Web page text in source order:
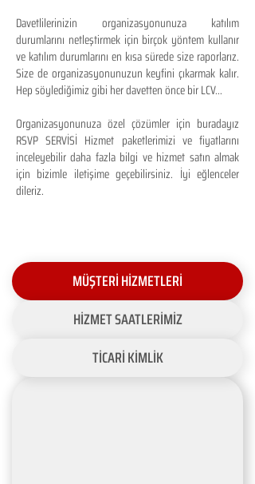
Davetlilerinizin organizasyonunuza katılım
durumlarını netleştirmek için birçok yöntem kullanır
ve katılım durumlarını en kısa sürede size raporlarız.
Size de organizasyonunuzun keyfini çıkarmak kalır.
Hep söylediğimiz gibi her davetten önce bir LCV...
Organizasyonunuza özel çözümler için buradayız
RSVP SERVİSİ Hizmet paketlerimizi ve fiyatlarını
inceleyebilir daha fazla bilgi ve hizmet satın almak
için bizimle iletişime geçebilirsiniz. İyi eğlenceler
dileriz.
MÜŞTERİ HİZMETLERİ
HİZMET SAATLERİMİZ
TİCARİ KİMLİK